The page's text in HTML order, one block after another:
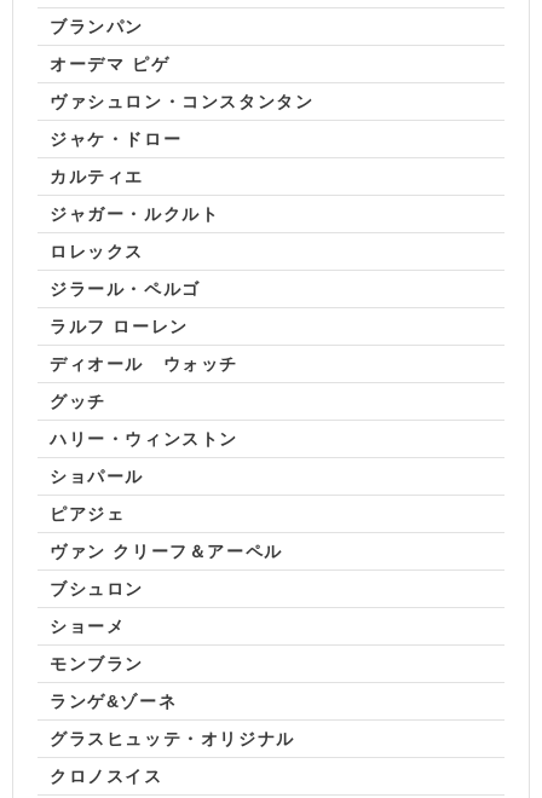
ブランパン
オーデマ ピゲ
ヴァシュロン・コンスタンタン
ジャケ・ドロー
カルティエ
ジャガー・ルクルト
ロレックス
ジラール・ペルゴ
ラルフ ローレン
ディオール ウォッチ
グッチ
ハリー・ウィンストン
ショパール
ピアジェ
ヴァン クリーフ＆アーペル
ブシュロン
ショーメ
モンブラン
ランゲ&ゾーネ
グラスヒュッテ・オリジナル
クロノスイス